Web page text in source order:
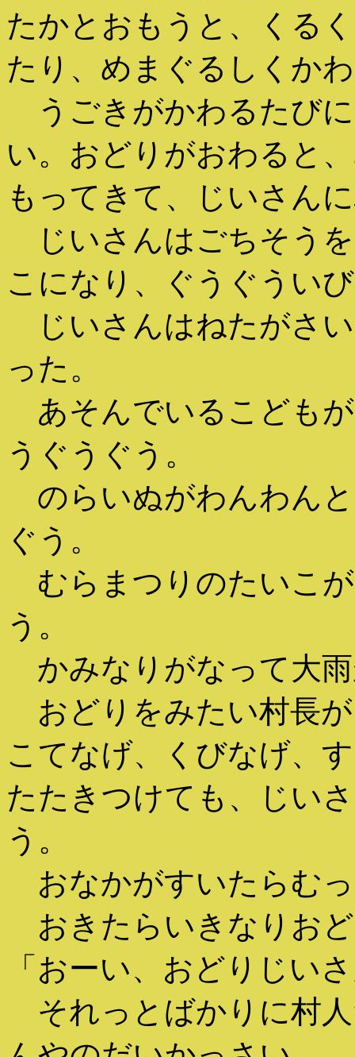
たかとおもうと、くる
たり、めまぐるしくか
うごきがかわるたび
い。おどりがおわると
もってきて、じいさん
じいさんはごちそう
こになり、ぐうぐうい
じいさんはねたがさ
った。
あそんでいるこども
うぐうぐう。
のらいぬがわんわん
ぐう。
むらまつりのたいこ
う。
かみなりがなって大
おどりをみたい村長
こてなげ、くびなげ、
たたきつけても、じい
う。
おなかがすいたらむ
おきたらいきなりお
「おーい、おどりじい
それっとばかりに村